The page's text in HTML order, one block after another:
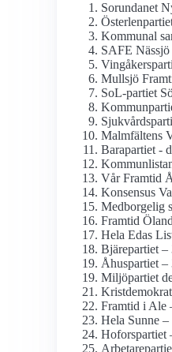
Sorundanet
Kommunal
SAFE
Mullsjö
SoL-partiet
Malmfältens
Barapartiet -
Vår Framtid
Konsensus
Medborgelig
Framtid
Hela Edas
Bjärepartiet –
Åhuspartiet –
Miljöpartiet
Framtid i Ale
Hela Sunne –
Hoforspartiet